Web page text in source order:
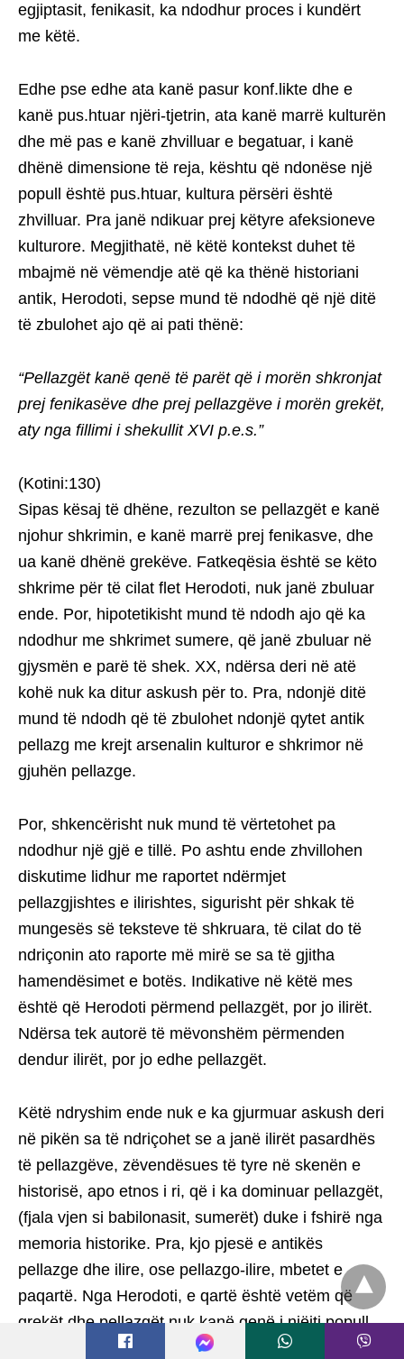
egjiptasit, fenikasit, ka ndodhur proces i kundërt
me këtë.
Edhe pse edhe ata kanë pasur konf.likte dhe e
kanë pus.htuar njëri-tjetrin, ata kanë marrë kulturën
dhe më pas e kanë zhvilluar e begatuar, i kanë
dhënë dimensione të reja, kështu që ndonëse një
popull është pus.htuar, kultura përsëri është
zhvilluar. Pra janë ndikuar prej këtyre afeksioneve
kulturore. Megjithatë, në këtë kontekst duhet të
mbajmë në vëmendje atë që ka thënë historiani
antik, Herodoti, sepse mund të ndodhë që një ditë
të zbulohet ajo që ai pati thënë:
“Pellazgët kanë qenë të parët që i morën shkronjat
prej fenikasëve dhe prej pellazgëve i morën grekët,
aty nga fillimi i shekullit XVI p.e.s.”
(Kotini:130)
Sipas kësaj të dhëne, rezulton se pellazgët e kanë
njohur shkrimin, e kanë marrë prej fenikasve, dhe
ua kanë dhënë grekëve. Fatkeqësia është se këto
shkrime për të cilat flet Herodoti, nuk janë zbuluar
ende. Por, hipotetikisht mund të ndodh ajo që ka
ndodhur me shkrimet sumere, që janë zbuluar në
gjysmën e parë të shek. XX, ndërsa deri në atë
kohë nuk ka ditur askush për to. Pra, ndonjë ditë
mund të ndodh që të zbulohet ndonjë qytet antik
pellazg me krejt arsenalin kulturor e shkrimor në
gjuhën pellazge.
Por, shkencërisht nuk mund të vërtetohet pa
ndodhur një gjë e tillë. Po ashtu ende zhvillohen
diskutime lidhur me raportet ndërmjet
pellazgjishtes e ilirishtes, sigurisht për shkak të
mungesës së teksteve të shkruara, të cilat do të
ndriçonin ato raporte më mirë se sa të gjitha
hamendësimet e botës. Indikative në këtë mes
është që Herodoti përmend pellazgët, por jo ilirët.
Ndërsa tek autorë të mëvonshëm përmenden
dendur ilirët, por jo edhe pellazgët.
Këtë ndryshim ende nuk e ka gjurmuar askush deri
në pikën sa të ndriçohet se a janë ilirët pasardhës
të pellazgëve, zëvendësues të tyre në skenën e
historisë, apo etnos i ri, që i ka dominuar pellazgët,
(fjala vjen si babilonasit, sumerët) duke i fshirë nga
memoria historike. Pra, kjo pjesë e antikës
pellazge dhe ilire, ose pellazgo-ilire, mbetet e
paqartë. Nga Herodoti, e qartë është vetëm që
grekët dhe pellazgët nuk kanë qenë i njëjti popull,
gjë që e kanë thënë disa autorë të kohëve tona.